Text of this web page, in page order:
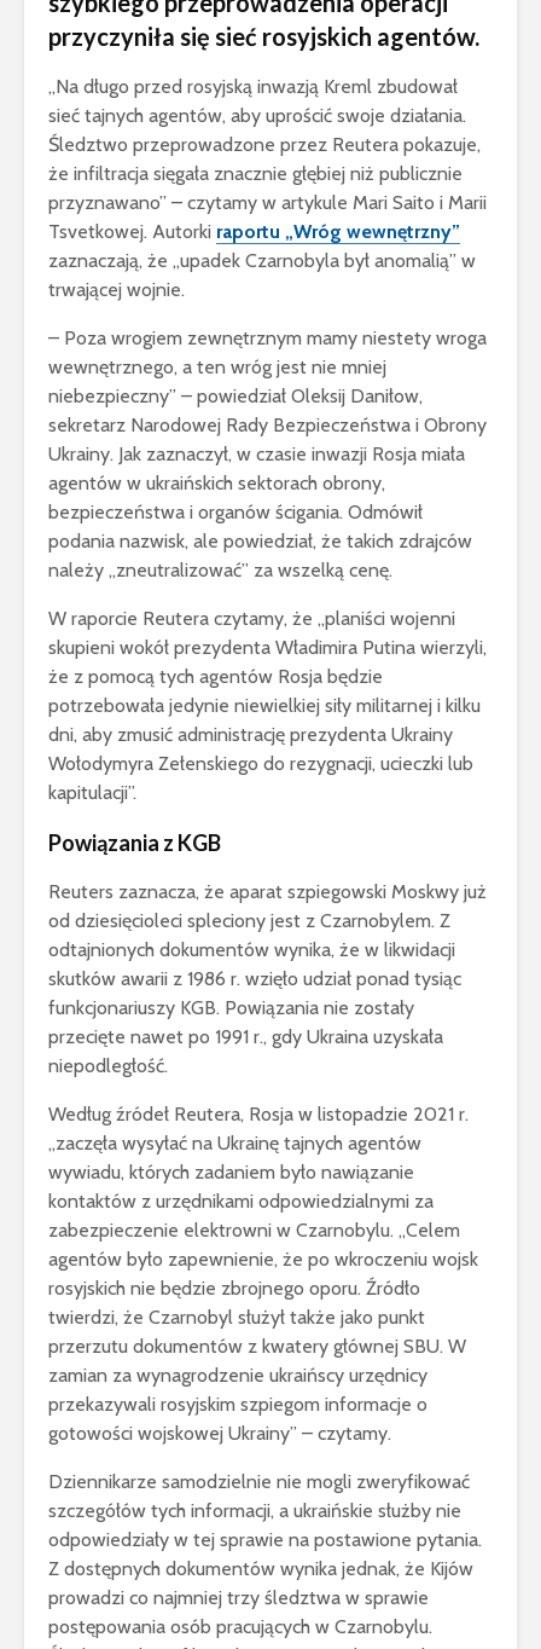
przyczyniła się sieć rosyjskich agentów.
„Na długo przed rosyjską inwazją Kreml zbudował
sieć tajnych agentów, aby uprościć swoje działania.
Śledztwo przeprowadzone przez Reutera pokazuje,
że infiltracja sięgała znacznie głębiej niż publicznie
przyznawano” – czytamy w artykule Mari Saito i Marii
Tsvetkowej. Autorki raportu „Wróg wewnętrzny”
zaznaczają, że „upadek Czarnobyla był anomalią” w
trwającej wojnie.
– Poza wrogiem zewnętrznym mamy niestety wroga
wewnętrznego, a ten wróg jest nie mniej
niebezpieczny” – powiedział Oleksij Daniłow,
sekretarz Narodowej Rady Bezpieczeństwa i Obrony
Ukrainy. Jak zaznaczył, w czasie inwazji Rosja miała
agentów w ukraińskich sektorach obrony,
bezpieczeństwa i organów ścigania. Odmówił
podania nazwisk, ale powiedział, że takich zdrajców
należy „zneutralizować” za wszelką cenę.
W raporcie Reutera czytamy, że „planiści wojenni
skupieni wokół prezydenta Władimira Putina wierzyli,
że z pomocą tych agentów Rosja będzie
potrzebowała jedynie niewielkiej siły militarnej i kilku
dni, aby zmusić administrację prezydenta Ukrainy
Wołodymyra Zełenskiego do rezygnacji, ucieczki lub
kapitulacji”.
Powiązania z KGB
Reuters zaznacza, że aparat szpiegowski Moskwy już
od dziesięcioleci spleciony jest z Czarnobylem. Z
odtajnionych dokumentów wynika, że w likwidacji
skutków awarii z 1986 r. wzięło udział ponad tysiąc
funkcjonariuszy KGB. Powiązania nie zostały
przecięte nawet po 1991 r., gdy Ukraina uzyskała
niepodległość.
Według źródeł Reutera, Rosja w listopadzie 2021 r.
„zaczęła wysyłać na Ukrainę tajnych agentów
wywiadu, których zadaniem było nawiązanie
kontaktów z urzędnikami odpowiedzialnymi za
zabezpieczenie elektrowni w Czarnobylu. „Celem
agentów było zapewnienie, że po wkroczeniu wojsk
rosyjskich nie będzie zbrojnego oporu. Źródło
twierdzi, że Czarnobyl służył także jako punkt
przerzutu dokumentów z kwatery głównej SBU. W
zamian za wynagrodzenie ukraińscy urzędnicy
przekazywali rosyjskim szpiegom informacje o
gotowości wojskowej Ukrainy” – czytamy.
Dziennikarze samodzielnie nie mogli zweryfikować
szczegółów tych informacji, a ukraińskie służby nie
odpowiedziały w tej sprawie na postawione pytania.
Z dostępnych dokumentów wynika jednak, że Kijów
prowadzi co najmniej trzy śledztwa w sprawie
postępowania osób pracujących w Czarnobylu.